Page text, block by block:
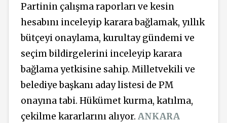
Partinin çalışma raporları ve kesin
hesabını inceleyip karara bağlamak, yıllık
bütçeyi onaylama, kurultay gündemi ve
seçim bildirgelerini inceleyip karara
bağlama yetkisine sahip. Milletvekili ve
belediye başkanı aday listesi de PM
onayına tabi. Hükümet kurma, katılma,
çekilme kararlarını alıyor. ANKARA